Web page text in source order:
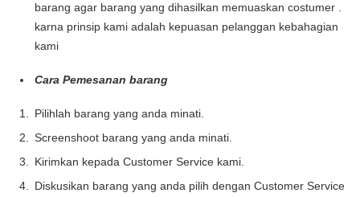
barang agar barang yang dihasilkan memuaskan costumer .
karna prinsip kami adalah kepuasan pelanggan kebahagian
kami
Cara Pemesanan barang
Pilihlah barang yang anda minati.
Screenshoot barang yang anda minati.
Kirimkan kepada Customer Service kami.
Diskusikan barang yang anda pilih dengan Customer Service